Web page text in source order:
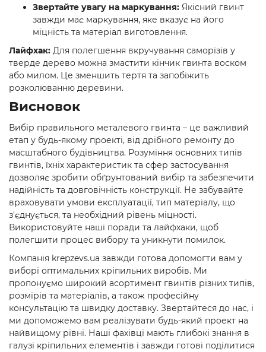
Звертайте увагу на маркування: Якісний гвинт
завжди має маркування, яке вказує на його
міцність та матеріал виготовлення.
Лайфхак: Для полегшення вкручування саморізів у
тверде дерево можна змастити кінчик гвинта воском
або милом. Це зменшить тертя та запобіжить
розколюванню деревини.
Висновок
Вибір правильного металевого гвинта – це важливий
етап у будь-якому проекті, від дрібного ремонту до
масштабного будівництва. Розуміння основних типів
гвинтів, їхніх характеристик та сфер застосування
дозволяє зробити обґрунтований вибір та забезпечити
надійність та довговічність конструкції. Не забувайте
враховувати умови експлуатації, тип матеріалу, що
з'єднується, та необхідний рівень міцності.
Використовуйте наші поради та лайфхаки, щоб
полегшити процес вибору та уникнути помилок.
Компанія krepzevs.ua завжди готова допомогти вам у
виборі оптимальних кріпильних виробів. Ми
пропонуємо широкий асортимент гвинтів різних типів,
розмірів та матеріалів, а також професійну
консультацію та швидку доставку. Звертайтеся до нас, і
ми допоможемо вам реалізувати будь-який проект на
найвищому рівні. Наші фахівці мають глибокі знання в
галузі кріпильних елементів і завжди готові поділитися